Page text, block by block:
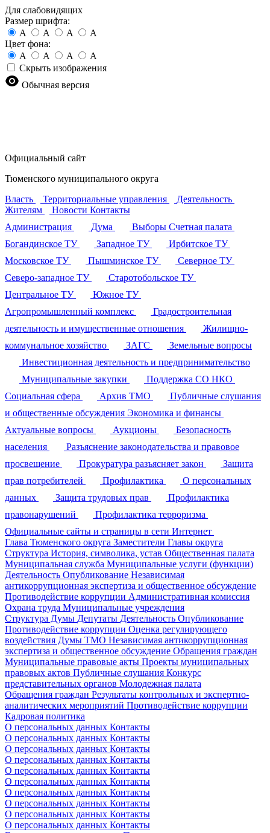
Для слабовидящих
Размер шрифта:
A
A A
A
Цвет фона:
A
A A
A
Скрыть изображения
Обычная версия
Официальный сайт
Тюменского муниципального округа
Власть
Территориальные управления
Деятельность
Жителям
Новости Контакты
Администрация
Дума Выборы Счетная палата
Богандинское ТУ
Западное ТУ
Ирбитское ТУ
Московское ТУ
Пышминское ТУ
Северное ТУ
Северо-западное ТУ
Старотобольское ТУ
Центральное ТУ
Южное ТУ
Агропромышленный комплекс
Градостроительная
деятельность и имущественные отношения
Жилищно-
коммунальное хозяйство
ЗАГС
Земельные вопросы
Инвестиционная деятельность и предпринимательство
Муниципальные закупки
Поддержка СО НКО
Социальная сфера
Архив ТМО
Публичные слушания
и общественные обсуждения Экономика и финансы
Актуальные вопросы
Аукционы
Безопасность
населения
Разъяснение законодательства и правовое
просвещение
Прокуратура разъясняет закон
Защита
прав потребителей
Профилактика
О персональных
данных
Защита трудовых прав
Профилактика
правонарушений
Профилактика терроризма
Официальные сайты и страницы в сети Интернет
Глава Тюменского округа Заместители Главы округа
Структура История, символика, устав Общественная палата
Муниципальная служба Муниципальные услуги (функции)
Деятельность Опубликование Независимая
антикоррупционная экспертиза и общественное обсуждение
Противодействие коррупции Административная комиссия
Охрана труда Муниципальные учреждения
Структура Думы Депутаты Деятельность Опубликование
Противодействие коррупции Оценка регулирующего
воздействия Думы ТМО Независимая антикоррупционная
экспертиза и общественное обсуждение Обращения граждан
Муниципальные правовые акты Проекты муниципальных
правовых актов Публичные слушания Конкурс
представительных органов Молодежная палата
Обращения граждан Результаты контрольных и экспертно-
аналитических мероприятий Противодействие коррупции
Кадровая политика
О персональных данных Контакты
О персональных данных Контакты
О персональных данных Контакты
О персональных данных Контакты
О персональных данных Контакты
О персональных данных Контакты
О персональных данных Контакты
О персональных данных Контакты
О персональных данных Контакты
О персональных данных Контакты